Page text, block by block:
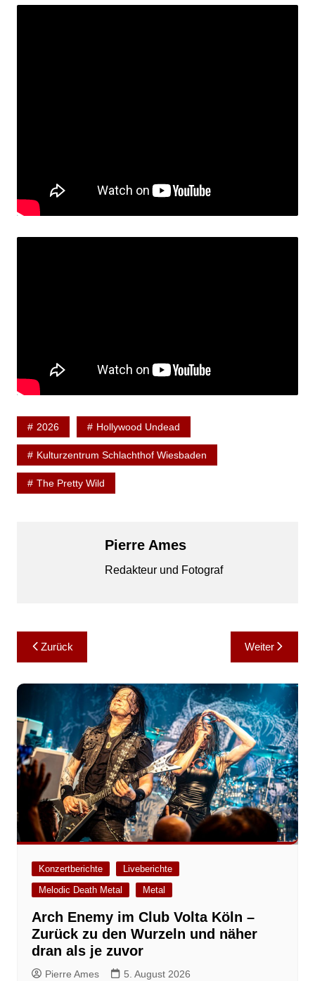
2026 Hollywood Undead
Kulturzentrum Schlachthof Wiesbaden
The Pretty Wild
Pierre Ames
Redakteur und Fotograf
Beitragsnavigation
Zurück Weiter
Konzertberichte
Liveberichte
Melodic Death Metal
Metal
Arch Enemy im Club Volta Köln –
Zurück zu den Wurzeln und näher
dran als je zuvor
Pierre Ames 5. August 2026